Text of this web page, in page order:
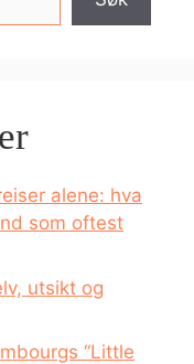
alene: hva
som oftest
utsikt og
“Little